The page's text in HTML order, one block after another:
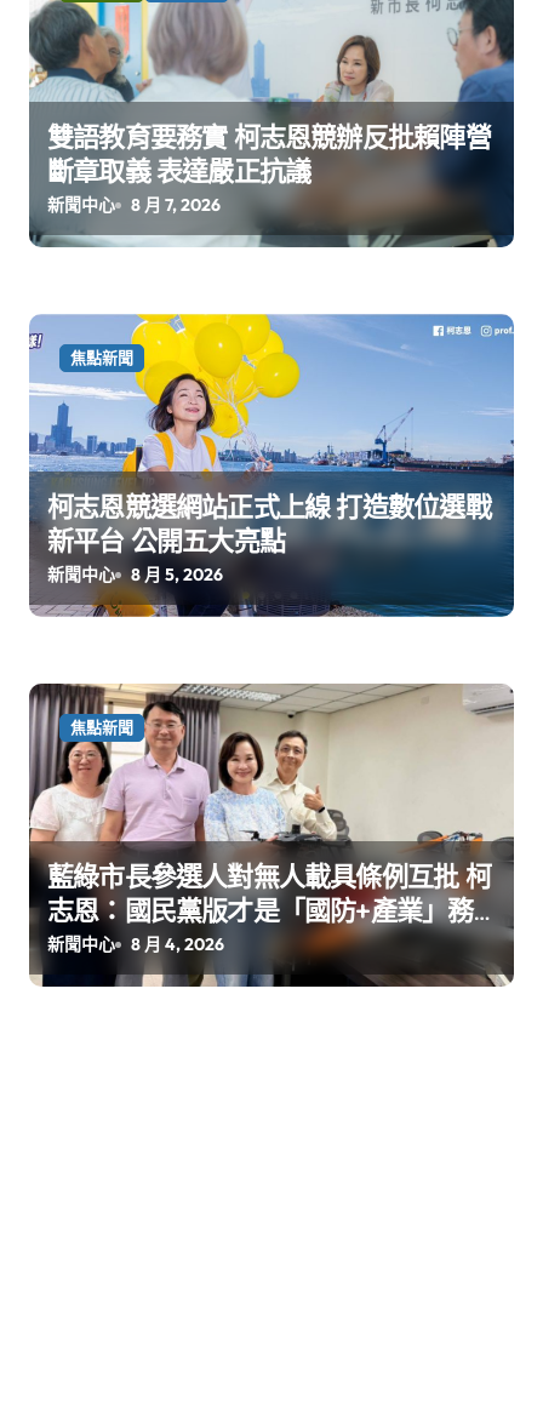
雙語教育要務實 柯志恩競辦反批賴陣營
斷章取義 表達嚴正抗議
新聞中心 8 月 7, 2026
焦點新聞
柯志恩競選網站正式上線 打造數位選戰
新平台 公開五大亮點
新聞中心 8 月 5, 2026
焦點新聞
藍綠市長參選人對無人載具條例互批 柯
志恩：國民黨版才是「國防+產業」務
實版
新聞中心 8 月 4, 2026